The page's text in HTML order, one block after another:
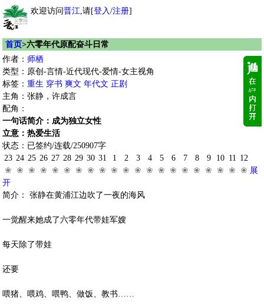
欢迎访问晋江,请[登入/注册]
首页>六零年代原配奋斗日常
作者： 师栖
类型：原创-言情-近代现代-爱情-女主视角
标签： 重生 穿书 爽文 年代文 正剧
主角：张静，许成言
配角：
一句话简介：成为独立女性
立意：热爱生活
状态：已签约/连载/250907字
23
❀
24
❀
25
❀
26
❀
27
❀
28
❀
29
❀
30
❀
31
❀
1
❀
2
❀
3
❀
4
❀
5
❀
6
❀
7
❀
8
❀
9
❀
10
❀
11
❀
12
❀ 展
开
简介： 张静在黄浦江边吹了一夜的海风
一觉醒来她成了六零年代带娃军嫂
每天除了带娃
还要
喂猪、喂鸡、喂鸭、做饭、教书……